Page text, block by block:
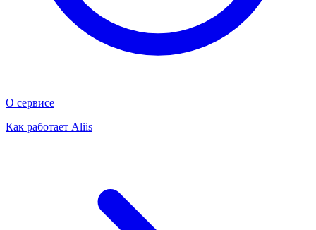
О сервисе
Как работает Aliis